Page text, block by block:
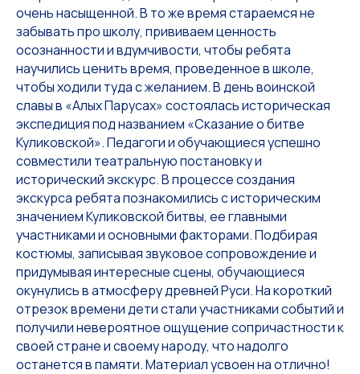
очень насыщенной. В то же время стараемся не
забывать про школу, прививаем ценность
осознанности и вдумчивости, чтобы ребята
научились ценить время, проведенное в школе,
чтобы ходили туда с желанием. В день воинской
славы в «Алых Парусах» состоялась историческая
экспедиция под названием «Сказание о битве
Куликовской». Педагоги и обучающиеся успешно
совместили театральную постановку и
исторический экскурс. В процессе создания
экскурса ребята познакомились с историческим
значением Куликовской битвы, ее главными
участниками и основными факторами. Подбирая
костюмы, записывая звуковое сопровождение и
придумывая интересные сцены, обучающиеся
окунулись в атмосферу древней Руси. На короткий
отрезок времени дети стали участниками событий и
получили невероятное ощущение сопричастности к
своей стране и своему народу, что надолго
останется в памяти. Материал усвоен на отлично!